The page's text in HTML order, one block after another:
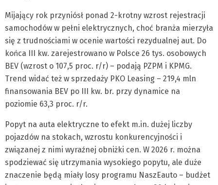
Mijający rok przyniósł ponad 2-krotny wzrost rejestracji
samochodów w pełni elektrycznych, choć branża mierzyła
się z trudnościami w ocenie wartości rezydualnej aut. Do
końca III kw. zarejestrowano w Polsce 26 tys. osobowych
BEV (wzrost o 107,5 proc. r/r) – podają PZPM i KPMG.
Trend widać też w sprzedaży PKO Leasing – 219,4 mln
finansowania BEV po III kw. br. przy dynamice na
poziomie 63,3 proc. r/r.
Popyt na auta elektryczne to efekt m.in. dużej liczby
pojazdów na stokach, wzrostu konkurencyjności i
związanej z nimi wyraźnej obniżki cen. W 2026 r. można
spodziewać się utrzymania wysokiego popytu, ale duże
znaczenie będą miały losy programu NaszEauto – budżet